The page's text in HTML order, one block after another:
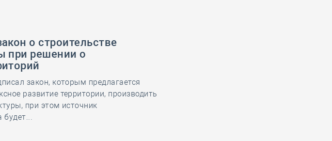
о строительстве
при решении о
закон, которым предлагается
развитие территории, производить
при этом источник
будет...